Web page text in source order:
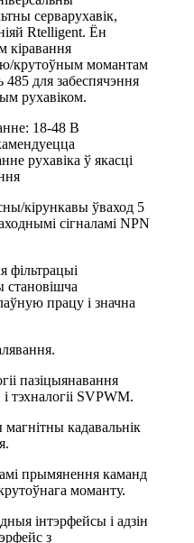
серварухавік,
Rtelligent. Ён
кіравання
крутоўным момантам
485 для забеспячэння
рухавіком.
18-48 В
рухавіка ў якасці
кірункавы ўваход 5
сігналамі NPN
фільтрацыі
становішча
працу і значна
пазіцыянавання
тэхналогіі SVPWM.
кадавальнік
прымянення каманд
моманту.
інтэрфейсы і адзін
з